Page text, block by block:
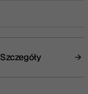
Szczegóły